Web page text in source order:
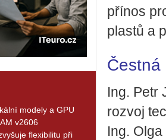
modely a GPU
v2606
flexibilitu při
přínos
plastů a
Ing. Petr
rozvoj
Ing.